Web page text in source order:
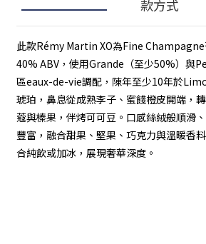
款方式
此款Rémy Martin XO為Fine
40% ABV，使用Grande（至少50%）與
區eaux-de-vie調配，陳年至少10年於
琥珀，鼻息從成熟李子、蜜餞橙皮開端，
蔻與榛果，伴烤可可豆。口感絲絨般順滑
豐富，融合甜果、堅果、巧克力與溫暖香
合純飲或加冰，展現奢華深度。